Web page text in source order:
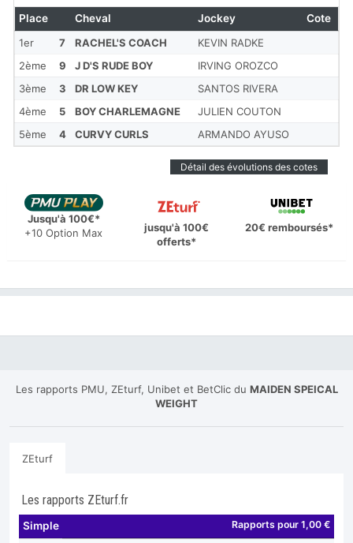
1er 7 RACHEL'S COACH
KEVIN RADKE
2ème
9 J D'S RUDE BOY
IRVING OROZCO
3ème
3 DR LOW KEY
SANTOS RIVERA
4ème
5 BOY CHARLEMAGNE
JULIEN COUTON
5ème
4 CURVY CURLS ARMANDO AYUSO
Place Cheval Jockey Cote
Détail des évolutions des cotes
Jusqu'à 100€*
+10 Option Max
jusqu'à 100€
offerts*
20€ remboursés*
Les rapports PMU, ZEturf, Unibet et BetClic du MAIDEN SPEICAL
WEIGHT
ZEturf
Les rapports ZEturf.fr
Simple Rapports pour 1,00 €